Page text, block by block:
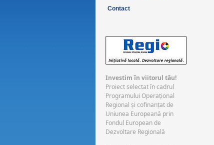
Contact
Investim în viitorul tău!
Proiect selectat în cadrul
Programului Operaţional
Regional şi cofinanţat de
Uniunea Europeană prin
Fondul European de
Dezvoltare Regională